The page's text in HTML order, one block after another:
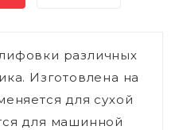
различных
Изготовлена на
для сухой
для машинной